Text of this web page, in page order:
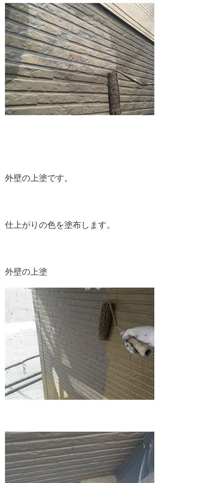
外壁の上塗です。
仕上がりの色を塗布します。
外壁の上塗